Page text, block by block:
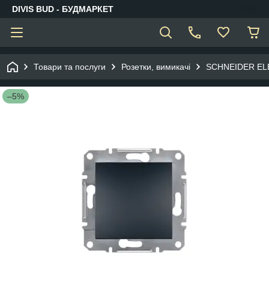
DIVIS BUD - БУДМАРКЕТ
Товари та послуги Розетки, вимикачі SCHNEIDER
–5%